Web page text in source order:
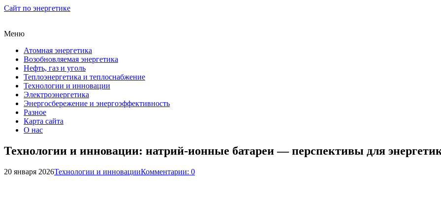
Сайт по энергетике
Меню
Атомная энергетика
Возобновляемая энергетика
Нефть, газ и уголь
Теплоэнергетика и теплоснабжение
Технологии и инновации
Электроэнергетика
Энергосбережение и энергоэффективность
Разное
Карта сайта
О нас
Технологии и инновации: натрий-ионные батареи — перспективы для
20 января 2026Технологии и инновацииКомментарии: 0